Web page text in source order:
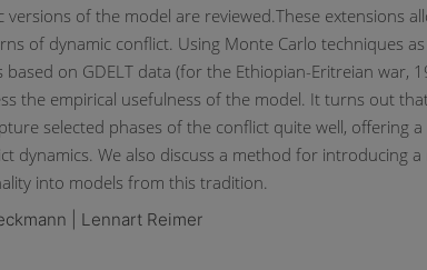
versions of the model are reviewed. These extensions
of dynamic conflict. Using Monte Carlo techniques as
based on GDELT data (for the Ethiopian-Eritreian war,
the empirical usefulness of the model. It turns out
selected phases of the conflict quite well, offering
dynamics. We also discuss a method for introducing a
into models from this tradition.
| Lennart Reimer